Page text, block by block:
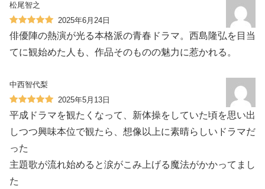
松尾智之
2025年6月24日
俳優陣の熱演が光る本格派の青春ドラマ。西島隆弘を目当
てに観始めた人も、作品そのものの魅力に惹かれる。
中西智代梨
2025年5月13日
平成ドラマを観たくなって、新体操をしていた頃を思い出
しつつ興味本位で観たら、想像以上に素晴らしいドラマだ
った
主題歌が流れ始めると涙がこみ上げる魔法がかかってまし
た